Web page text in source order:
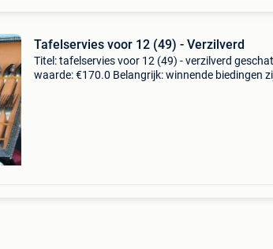
Tafelservies voor 12 (49) - Verzilverd
Titel: tafelservies voor 12 (49) - verzilverd
waarde: €170.0 Belangrijk: winnende biedingen